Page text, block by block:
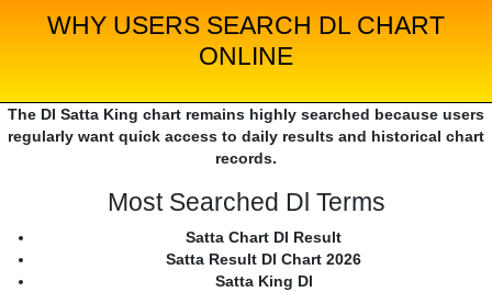
WHY USERS SEARCH DL CHART
ONLINE
The Dl Satta King chart remains highly searched because users
regularly want quick access to daily results and historical chart
records.
Most Searched Dl Terms
Satta Chart Dl Result
Satta Result Dl Chart 2026
Satta King Dl